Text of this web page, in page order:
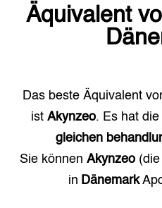
Äquivalent
Das beste Äquivalent
ist Akynzeo. Es hat die
gleichen
Sie können Akynzeo
in Dänemark